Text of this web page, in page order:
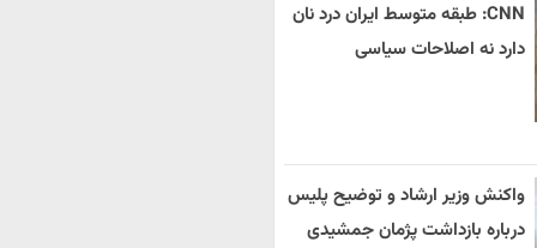
CNN: طبقه متوسط ایران درد نان
دارد نه اصلاحات سیاسی
واکنش وزیر ارشاد و توضیح پلیس
درباره بازداشت پژمان جمشیدی